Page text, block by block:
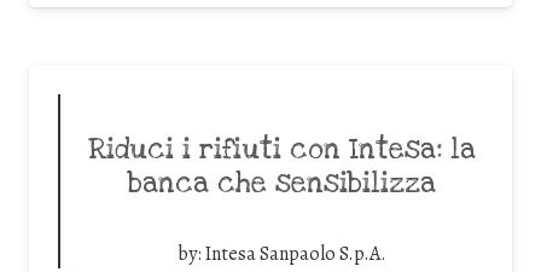
Riduci i rifiuti con Intesa: la
banca che sensibilizza
by:Intesa Sanpaolo S.p.A.